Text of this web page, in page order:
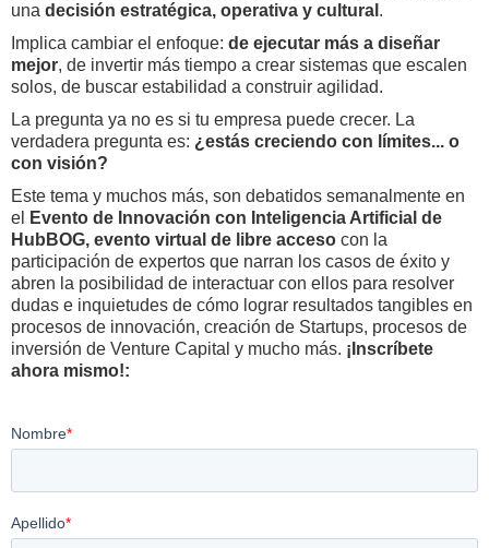
una decisión estratégica, operativa y cultural .
Implica cambiar el enfoque: de ejecutar más a diseñar
mejor, de invertir más tiempo a crear sistemas que escalen
solos, de buscar estabilidad a construir agilidad.
La pregunta ya no es si tu empresa puede crecer. La
verdadera pregunta es: ¿estás creciendo con límites... o
con visión?
Este tema y muchos más, son debatidos semanalmente en
el
Evento de Innovación con Inteligencia Artificial de
HubBOG, evento virtual de libre acceso con la
participación de expertos que narran los casos de éxito y
abren la posibilidad de interactuar con ellos para resolver
dudas e inquietudes de cómo lograr resultados tangibles en
procesos de innovación, creación de Startups, procesos de
inversión de Venture Capital y mucho más. ¡Inscríbete
ahora mismo!: